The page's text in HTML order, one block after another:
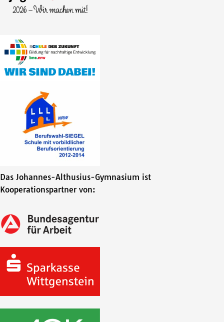
Das Johannes-Althusius-Gymnasium ist
Kooperationspartner von: